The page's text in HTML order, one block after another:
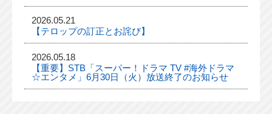
2026.05.21
【テロップの訂正とお詫び】
2026.05.18
【重要】STB「スーパー！ドラマ TV #海外ドラマ
☆エンタメ」6月30日（火）放送終了のお知らせ